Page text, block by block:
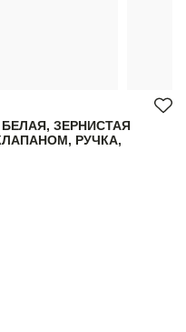
БЕЛАЯ, ЗЕРНИСТАЯ
РУЧКА,